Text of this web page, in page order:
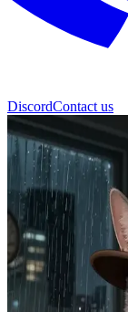
DiscordContact us